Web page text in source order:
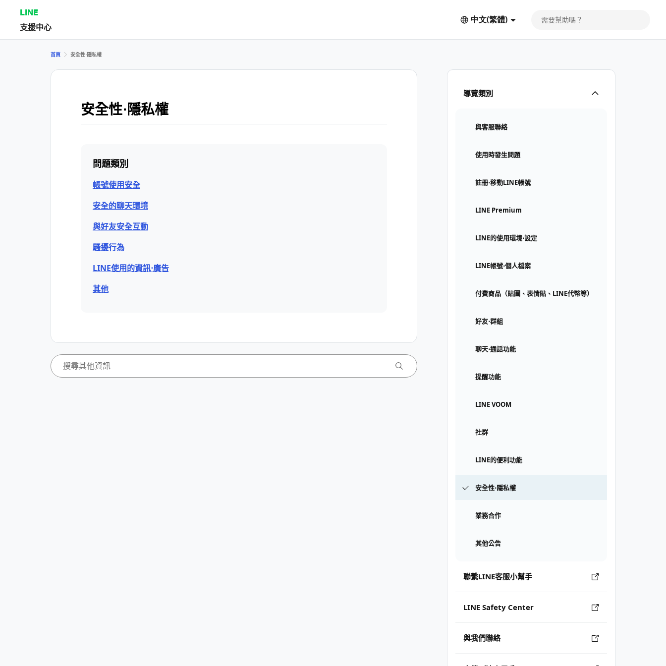
LINE
支援中心
中文(繁體)
導覽類別
與客服聯絡
使用時發生問題
註冊⋅移動LINE帳號
LINE Premium
LINE的使用環境⋅設定
LINE帳號⋅個人檔案
付費商品（貼圖、表情貼、LINE代幣等）
好友⋅群組
聊天⋅通話功能
提醒功能
LINE VOOM
社群
LINE的便利功能
安全性⋅隱私權
業務合作
其他公告
聯繫LINE客服小幫手
LINE Safety Center
與我們聯絡
首頁 安全性⋅隱私權
安全性⋅隱私權
問題類別
帳號使用安全
安全的聊天環境
與好友安全互動
騷擾行為
LINE使用的資訊⋅廣告
其他